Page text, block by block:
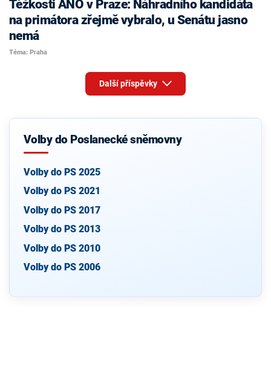
Těžkosti ANO v Praze: Náhradního kandidáta
na primátora zřejmě vybralo, u Senátu jasno
nemá
Téma: Praha
Další příspěvky
Volby do Poslanecké sněmovny
Volby do PS 2025
Volby do PS 2021
Volby do PS 2017
Volby do PS 2013
Volby do PS 2010
Volby do PS 2006